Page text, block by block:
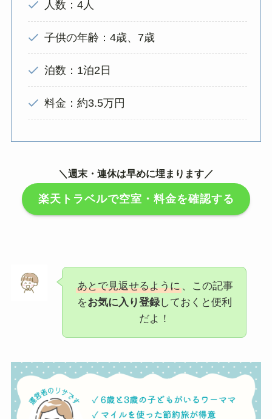
人数：4人
子供の年齢：4歳、7歳
泊数：1泊2日
料金：約3.5万円
＼週末・連休は早めに埋まります／
楽天トラベルで空室・料金を確認する
あとで見返せるように、この記事
をお気に入り登録しておくと便利
だよ！